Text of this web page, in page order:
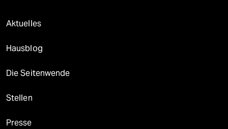
Aktuelles
Hausblog
Die Seitenwende
Stellen
Presse